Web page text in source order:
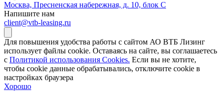
Москва, Пресненская набережная, д. 10, блок С
Напишите нам
client@vtb-leasing.ru
Для повышения удобства работы с сайтом АО ВТБ Лизинг
использует файлы cookie. Оставаясь на сайте, вы соглашаетесь
с Политикой использования Cookies. Если вы не хотите,
чтобы сookie данные обрабатывались, отключите cookie в
настройках браузера
Хорошо